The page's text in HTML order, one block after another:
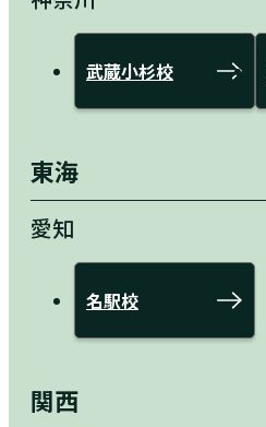
武蔵小杉校
東海
愛知
名駅校
関西